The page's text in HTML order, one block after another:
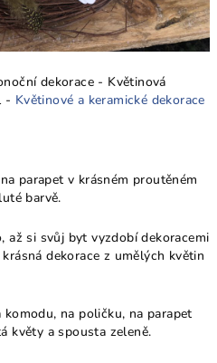
dekorace - Květinová
- Květinové a keramické dekorace
parapet v krásném proutěném
barvě.
až si svůj byt vyzdobí dekoracemi
dekorace z umělých květin
na poličku, na parapet
květy a spousta zeleně.